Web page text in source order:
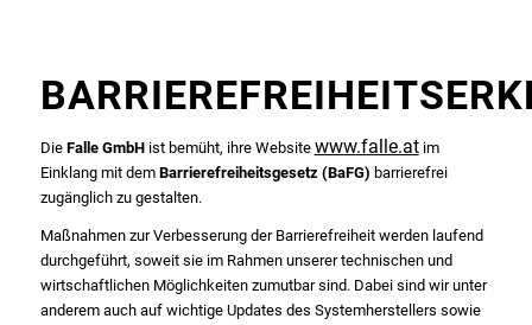
Die Falle GmbHist bemüht, ihre Website www.falle.atim
Einklang mit dem Barrierefreiheitsgesetz (BaFG) barrierefrei
zugänglich zu gestalten.
Maßnahmen zur Verbesserung der Barrierefreiheit werden laufend
durchgeführt, soweit sie im Rahmen unserer technischen und
wirtschaftlichen Möglichkeiten zumutbar sind. Dabei sind wir unter
anderem auch auf wichtige Updates des Systemherstellers sowie